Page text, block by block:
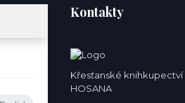
Kontakty
Křesťanské
HOSANA